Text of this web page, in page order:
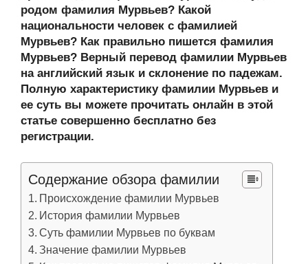
ni
ki
k
al
p
p
m
и
ть
родом фамилия Мурвьев? Какой
национальности человек с фамилией
Мурвьев? Как правильно пишется фамилия
Мурвьев? Верный перевод фамилии Мурвьев
на английский язык и склонение по падежам.
Полную характеристику фамилии Мурвьев и
ее суть вы можете прочитать онлайн в этой
статье совершенно бесплатно без
регистрации.
Содержание обзора фамилии
Происхождение фамилии Мурвьев
История фамилии Мурвьев
Суть фамилии Мурвьев по буквам
Значение фамилии Мурвьев